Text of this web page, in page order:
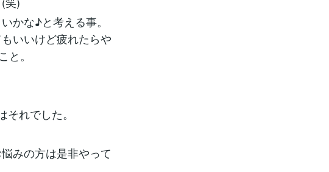
かな♪と考える事。
いいけど疲れたらや
。
れでした。
みの方は是非やって